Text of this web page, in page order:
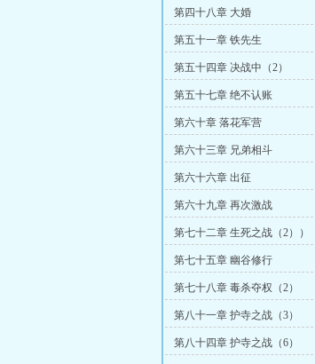
第四十八章 大婚
第五十一章 铁先生
第五十四章 决战中（2）
第五十七章 绝不认账
第六十章 落花军营
第六十三章 兄弟相斗
第六十六章 出征
第六十九章 再次激战
第七十二章 生死之战（2））
第七十五章 幽谷修行
第七十八章 毒杀夺权（2）
第八十一章 护寺之战（3）
第八十四章 护寺之战（6）